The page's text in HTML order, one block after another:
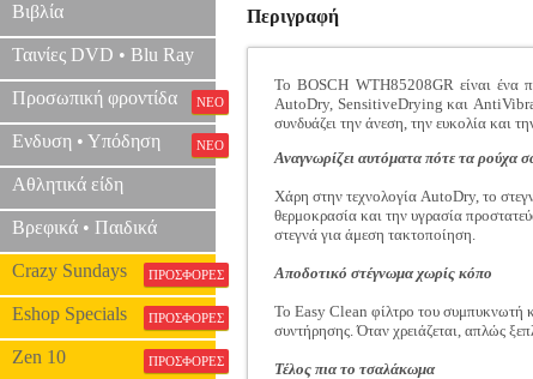
Βιβλία
Ταινίες DVD • Blu Ray
Προσωπική φροντίδα ΝΕΟ
Ενδυση • Υπόδηση ΝΕΟ
Αθλητικά είδη
Βρεφικά • Παιδικά
Crazy Sundays ΠΡΟΣΦΟΡΕΣ
Eshop Specials ΠΡΟΣΦΟΡΕΣ
Zen 10 ΠΡΟΣΦΟΡΕΣ
Περιγραφή
Το BOSCH WTH85208GR είναι ένα
AutoDry, SensitiveDrying και
συνδυάζει την άνεση, την ευκολία και
Αναγνωρίζει αυτόματα πότε τα ρούχα
Χάρη στην τεχνολογία AutoDry, το
θερμοκρασία και την υγρασία
στεγνά για άμεση τακτοποίηση.
Αποδοτικό στέγνωμα χωρίς κόπο
Το Easy Clean φίλτρο του συμπυκνωτή
συντήρησης. Όταν χρειάζεται, απλώς
Τέλος πια το τσαλάκωμα